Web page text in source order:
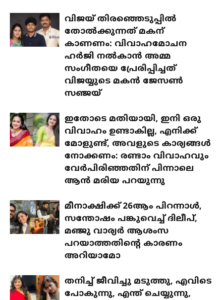
വിജയ് തിരഞ്ഞെടുപ്പിൽ
തോൽക്കുന്നത് മകന്
കാണണം: വിവാഹമോചന
ഹർജി നൽകാൻ അമ്മ
സംഗീതയെ പ്രേരിപ്പിച്ചത്
വിജയ്യുടെ മകൻ ജേസൺ
സഞ്ജയ്
ഇതോടെ മതിയായി, ഇനി ഒരു
വിവാഹം ഉണ്ടാകില്ല, എനിക്ക്
മോളുണ്ട്, അവളുടെ കാര്യങ്ങൾ
നോക്കണം: രണ്ടാം വിവാഹവും
വേർപിരിഞ്ഞതിന് പിന്നാലെ
ആൻ മരിയ പറയുന്നു
മീനാക്ഷിക്ക് 26ആം പിറന്നാൾ,
സന്തോഷം പങ്കുവെച്ച് ദിലീപ്,
മഞ്ജു വാര്യർ ആശംസ
പറയാത്തതിന്റെ കാരണം
അറിയാമോ
തനിച്ച് ജീവിച്ചു മടുത്തു, എവിടെ
പോകുന്നു, എന്ത് ചെയ്യുന്നു,